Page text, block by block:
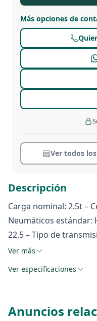
Descripción
Carga nominal: 2.5t –
Neumáticos estándar:
22.5 – Tipo de
total: 1.323m
Ver más
Ver especificaciones
Más opciones de
Ver todos
Anuncios